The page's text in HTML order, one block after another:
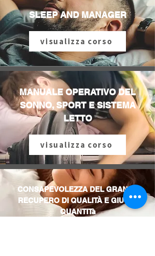
SLEEP AND MANAGER
visualizza corso
MANUALE OPERATIVO DEL
SONNO, SPORT E SISTEMA
LETTO
visualizza corso
CONSAPEVOLEZZA DEL GRANDE
RECUPERO DI QUALITÀ E GIUSTA
QUANTITà